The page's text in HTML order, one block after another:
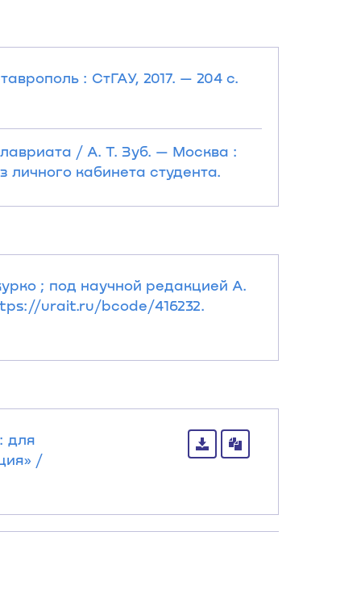
: СтГАУ, 2017. — 204 с.
/ А. Т. Зуб. — Москва :
кабинета студента.
; под научной редакцией А.
urait.ru/bcode/416232.
для
/